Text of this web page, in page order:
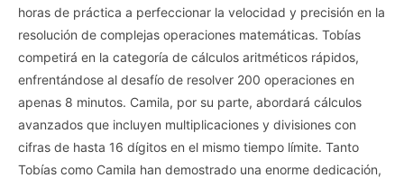
horas de práctica a perfeccionar la velocidad y precisión en la
resolución de complejas operaciones matemáticas. Tobías
competirá en la categoría de cálculos aritméticos rápidos,
enfrentándose al desafío de resolver 200 operaciones en
apenas 8 minutos. Camila, por su parte, abordará cálculos
avanzados que incluyen multiplicaciones y divisiones con
cifras de hasta 16 dígitos en el mismo tiempo límite. Tanto
Tobías como Camila han demostrado una enorme dedicación,